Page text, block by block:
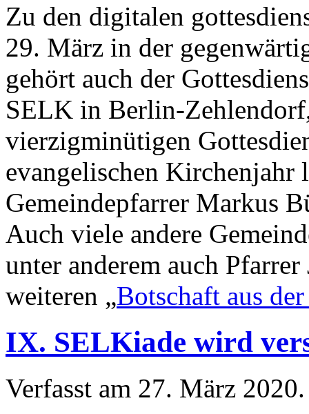
Zu den digitalen
29. März in der
gehört auch der
SELK in Berlin-
vierzigminütigen
evangelischen Kirchenjahr
Gemeindepfarrer Markus
Auch viele andere
unter anderem auch
weiteren „Botschaft aus
IX. SELKiade wird
Verfasst am 27. März 2020.